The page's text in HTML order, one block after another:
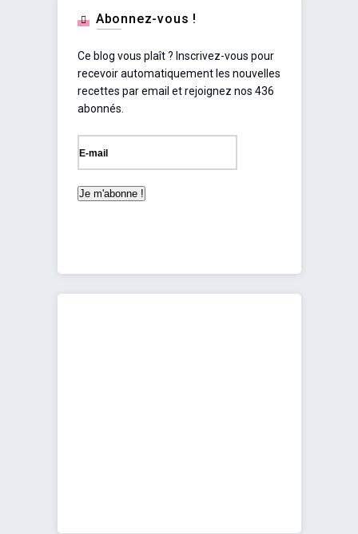
Abonnez-vous !
Ce blog vous plaît ? Inscrivez-vous pour
recevoir automatiquement les nouvelles
recettes par email et rejoignez nos 436
abonnés.